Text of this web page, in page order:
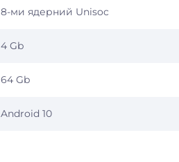
8-ми ядерний Unisoc
4 Gb
64 Gb
Android 10